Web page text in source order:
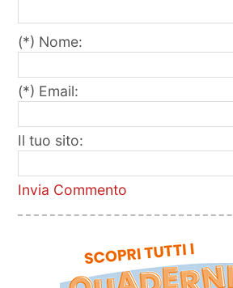
(*) Nome:
(*) Email:
Il tuo sito:
Invia Commento